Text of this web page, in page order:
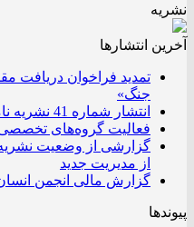
نشریه
آخرین انتشار‌ها
تمدید فراخوان دریافت
جنگ»
انتشار شماره 41 نشریه نامه انسان‌شناسی
فعالیت گروه‌های
گزارشی از وضعیت
از مدیریت جدید
گزارش مالی انجمن
پیوندها